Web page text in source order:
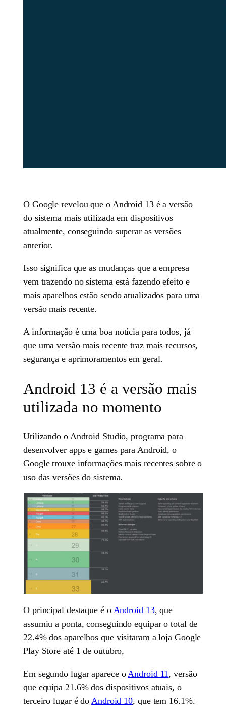
O Google revelou que o Android 13 é a versão
do sistema mais utilizada em dispositivos
atualmente, conseguindo superar as versões
anterior.
Isso significa que as mudanças que a empresa
vem trazendo no sistema está fazendo efeito e
mais aparelhos estão sendo atualizados para uma
versão mais recente.
A informação é uma boa notícia para todos, já
que uma versão mais recente traz mais recursos,
segurança e aprimoramentos em geral.
Android 13 é a versão mais
utilizada no momento
Utilizando o Android Studio, programa para
desenvolver apps e games para Android, o
Google trouxe informações mais recentes sobre o
uso das versões do sistema.
O principal destaque é o Android 13, que
assumiu a ponta, conseguindo equipar o total de
22.4% dos aparelhos que visitaram a loja Google
Play Store até 1 de outubro,
Em segundo lugar aparece o Android 11 , versão
que equipa 21.6% dos dispositivos atuais, o
terceiro lugar é do Android 10, que tem 16.1%.